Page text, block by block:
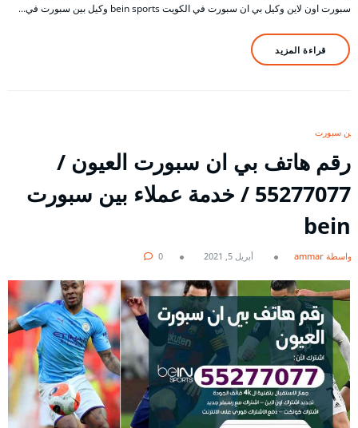
سبورت اون لاين وكيل بي ان سبورت في الكويت bein sports وكيل بين سبورت في…
قراءة المزيد
بين سبورت
رقم هاتف بي ان سبورت العيون /
55277077 / خدمة عملاء بين سبورت
bein
بواسطة ammar أبريل 5, 2021 0